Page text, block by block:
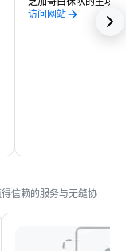
访问网站
信赖的服务与无缝协